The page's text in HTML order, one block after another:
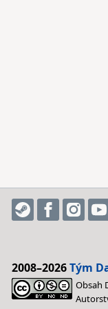
2008–2026Tým
Obsah